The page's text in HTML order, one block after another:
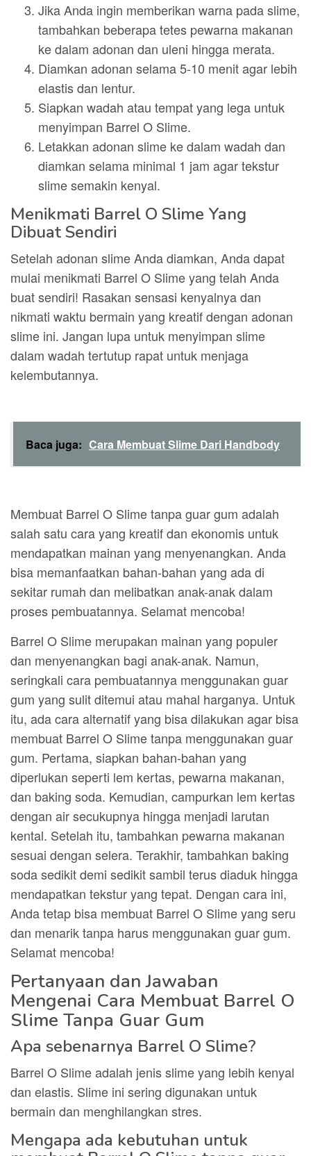
Jika Anda ingin memberikan warna pada slime,
tambahkan beberapa tetes pewarna makanan
ke dalam adonan dan uleni hingga merata.
Diamkan adonan selama 5-10 menit agar lebih
elastis dan lentur.
Siapkan wadah atau tempat yang lega untuk
menyimpan Barrel O Slime.
Letakkan adonan slime ke dalam wadah dan
diamkan selama minimal 1 jam agar tekstur
slime semakin kenyal.
Menikmati Barrel O Slime Yang
Dibuat Sendiri
Setelah adonan slime Anda diamkan, Anda dapat
mulai menikmati Barrel O Slime yang telah Anda
buat sendiri! Rasakan sensasi kenyalnya dan
nikmati waktu bermain yang kreatif dengan adonan
slime ini. Jangan lupa untuk menyimpan slime
dalam wadah tertutup rapat untuk menjaga
kelembutannya.
Baca juga: Cara Membuat Slime Dari Handbody
Membuat Barrel O Slime tanpa guar gum adalah
salah satu cara yang kreatif dan ekonomis untuk
mendapatkan mainan yang menyenangkan. Anda
bisa memanfaatkan bahan-bahan yang ada di
sekitar rumah dan melibatkan anak-anak dalam
proses pembuatannya. Selamat mencoba!
Barrel O Slime merupakan mainan yang populer
dan menyenangkan bagi anak-anak. Namun,
seringkali cara pembuatannya menggunakan guar
gum yang sulit ditemui atau mahal harganya. Untuk
itu, ada cara alternatif yang bisa dilakukan agar bisa
membuat Barrel O Slime tanpa menggunakan guar
gum. Pertama, siapkan bahan-bahan yang
diperlukan seperti lem kertas, pewarna makanan,
dan baking soda. Kemudian, campurkan lem kertas
dengan air secukupnya hingga menjadi larutan
kental. Setelah itu, tambahkan pewarna makanan
sesuai dengan selera. Terakhir, tambahkan baking
soda sedikit demi sedikit sambil terus diaduk hingga
mendapatkan tekstur yang tepat. Dengan cara ini,
Anda tetap bisa membuat Barrel O Slime yang seru
dan menarik tanpa harus menggunakan guar gum.
Selamat mencoba!
Pertanyaan dan Jawaban
Mengenai Cara Membuat Barrel O
Slime Tanpa Guar Gum
Apa sebenarnya Barrel O Slime?
Barrel O Slime adalah jenis slime yang lebih kenyal
dan elastis. Slime ini sering digunakan untuk
bermain dan menghilangkan stres.
Mengapa ada kebutuhan untuk